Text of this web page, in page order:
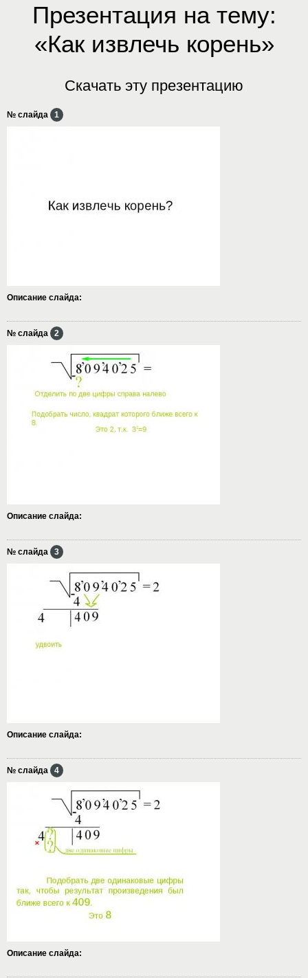
Презентация на тему:
«Как извлечь корень»
Скачать эту презентацию
№ слайда 1
Описание слайда:
№ слайда 2
Описание слайда:
№ слайда 3
Описание слайда:
№ слайда 4
Описание слайда: